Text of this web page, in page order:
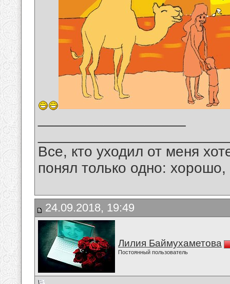
Все, кто уходил от меня
понял только одно:
24.09.2018, 19:49
Лилия Баймухаметова
Постоянный пользователь